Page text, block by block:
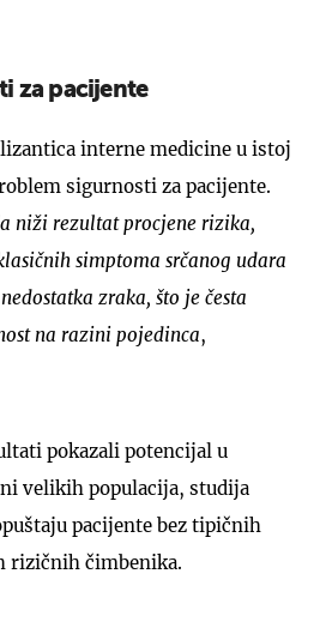
za pacijente
interne medicine u istoj
sigurnosti za pacijente.
niži rezultat procjene rizika,
simptoma srčanog udara
zraka, što je česta
na razini pojedinca,
pokazali potencijal u
velikih populacija, studija
pacijente bez tipičnih
rizičnih čimbenika.